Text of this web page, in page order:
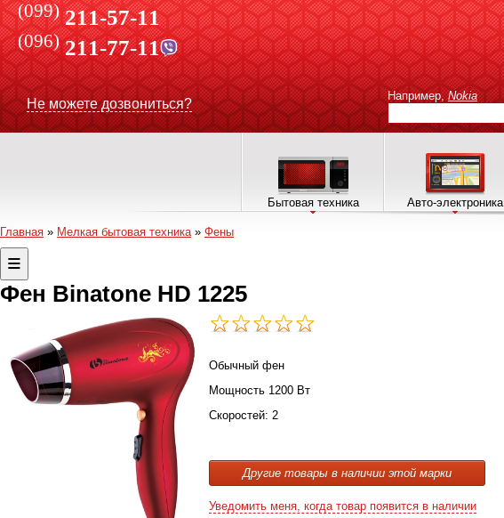
(099) 211-57-11
(096)211-77-11
Не можете дозвониться?
Например, Nokia
Бытовая техника Авто-электроника
Главная » Мелкая бытовая техника» Фены
Фен Binatone HD 1225
Обычный фен
Мощность 1200 Вт
Скоростей: 2
Другие товары в наличии этой марки
Уведомить меня, когда товар появится в наличии